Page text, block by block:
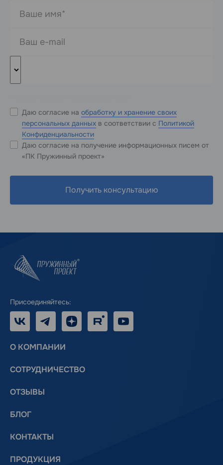
Даю согласие на обработку и хранение своих
персональных данных в соответствии с Политикой
Конфиденциальности
Даю согласие на получение информационных писем от
«ПК Пружинный проект»
Получить консультацию
Присоединяйтесь:
Telegram Дзен RUTUBE
О КОМПАНИИ
СОТРУДНИЧЕСТВО
ОТЗЫВЫ
БЛОГ
КОНТАКТЫ
ПРОДУКЦИЯ